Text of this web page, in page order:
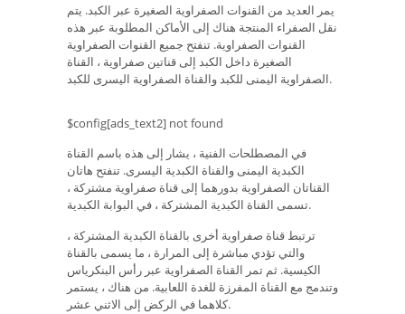
يمر العديد من القنوات الصفراوية الصغيرة عبر الكبد. يتم
نقل الصفراء المنتجة هناك إلى الأماكن المطلوبة عبر هذه
القنوات الصفراوية. تنفتح جميع القنوات الصفراوية
الصغيرة داخل الكبد إلى قناتين صفراوية ، القناة
الصفراوية اليمنى للكبد والقناة الصفراوية اليسرى للكبد.
$config[ads_text2] not found
في المصطلحات الفنية ، يشار إلى هذه باسم القناة
الكبدية اليمنى والقناة الكبدية اليسرى. تنفتح هاتان
القناتان الصفراوية بدورهما إلى قناة صفراوية مشتركة ،
تسمى القناة الكبدية المشتركة ، في البوابة الكبدية.
ترتبط قناة صفراوية أخرى بالقناة الكبدية المشتركة ،
والتي تؤدي مباشرة إلى المرارة ، ما يسمى بالقناة
الكيسية. ثم تمر القناة الصفراوية عبر رأس البنكرياس
وتندمج مع القناة المفرزة للغدة اللعابية. من هناك ، يستمر
كلاهما في الركض إلى الاثني عشر.